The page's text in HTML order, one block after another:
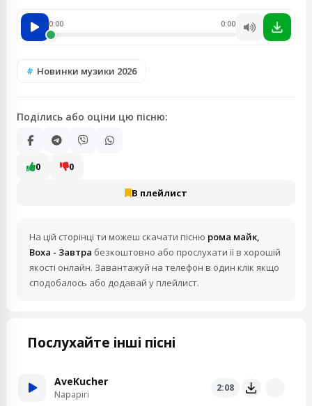
0:00 0:00
Новинки музики 2026
Поділись або оціни цю пісню:
0 0
В плейлист
На цій сторінці ти можеш скачати пісню рома майк,
Воха - Завтра безкоштовно або прослухати її в хорошій
якості онлайн. Завантажуй на телефон в один клік якщо
сподобалось або додавай у плейлист.
Послухайте інші пісні
AveKucher
Napapiri
2:08